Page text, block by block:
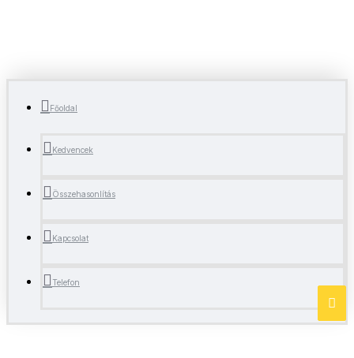
Főoldal
Kedvencek
Összehasonlítás
Kapcsolat
Telefon